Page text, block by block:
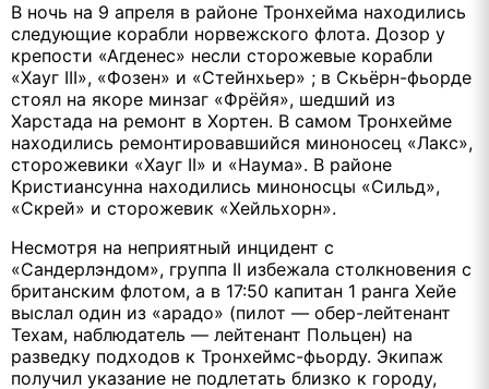
В ночь на 9 апреля в районе Тронхейма находились
следующие корабли норвежского флота. Дозор у
крепости «Агденес» несли сторожевые корабли
«Хауг III», «Фозен» и «Стейнхьер» ; в Скьёрн-фьорде
стоял на якоре минзаг «Фрёйя», шедший из
Харстада на ремонт в Хортен. В самом Тронхейме
находились ремонтировавшийся миноносец «Лакс»,
сторожевики «Хауг II» и «Наума». В районе
Кристиансунна находились миноносцы «Сильд»,
«Скрей» и сторожевик «Хейльхорн».
Несмотря на неприятный инцидент с
«Сандерлэндом», группа II избежала столкновения с
британским флотом, а в 17:50 капитан 1 ранга Хейе
выслал один из «арадо» (пилот — обер-лейтенант
Техам, наблюдатель — лейтенант Польцен) на
разведку подходов к Тронхеймс-фьорду. Экипаж
получил указание не подлетать близко к городу,